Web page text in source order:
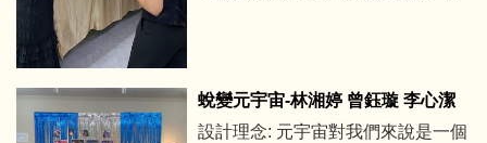
蛻變元宇宙-林湘婷 曾鈺璇 李心潔
設計理念: 元宇宙對我們來說是一個